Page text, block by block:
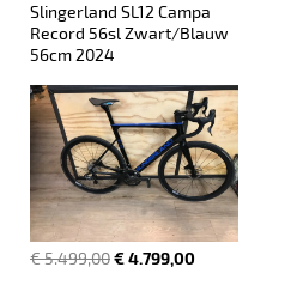
Slingerland SL12 Campa
Record 56sl Zwart/Blauw
56cm 2024
€ 5.499,00€ 4.799,00